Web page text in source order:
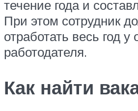
течение года и
При этом сотрудник
отработать весь год у
работодателя.
Как найти